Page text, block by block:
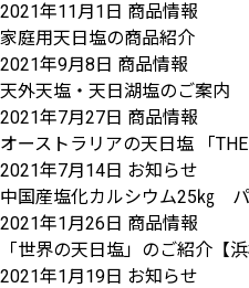
2021年11月1日 商品情報
家庭用天日塩の商品紹介
2021年9月8日 商品情報
天外天塩・天日湖塩のご案内
2021年7月27日 商品情報
オーストラリアの天日塩 「
2021年7月14日 お知らせ
中国産塩化カルシウム25㎏
2021年1月26日 商品情報
「世界の天日塩」のご紹介【
2021年1月19日 お知らせ